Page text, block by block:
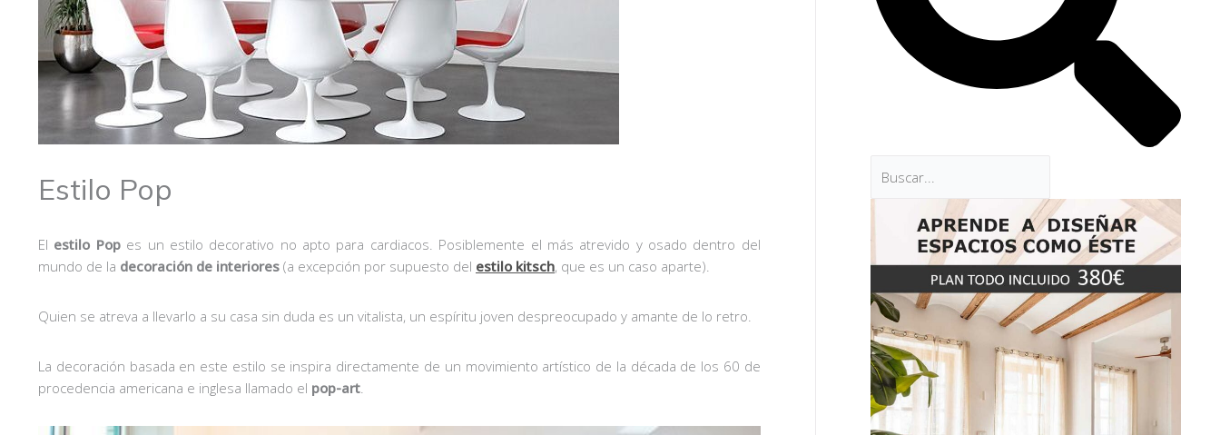
Estilo Pop
El estilo Popes un estilo decorativo no apto para cardiacos. Posiblemente el más atrevido y osado dentro del
mundo de la decoración de interiores (a excepción por supuesto del estilo kitsch, que es un caso aparte).
Quien se atreva a llevarlo a su casa sin duda es un vitalista, un espíritu joven despreocupado y amante de lo retro.
La decoración basada en este estilo se inspira directamente de un movimiento artístico de la década de los 60 de
procedencia americana e inglesa llamado el pop-art